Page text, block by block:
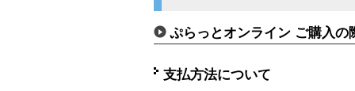
ぷらっとオンライン ご購入の
支払方法について